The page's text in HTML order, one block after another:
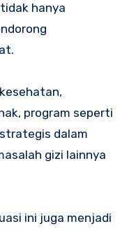
hanya
program seperti
dalam
gizi lainnya
ini juga menjadi